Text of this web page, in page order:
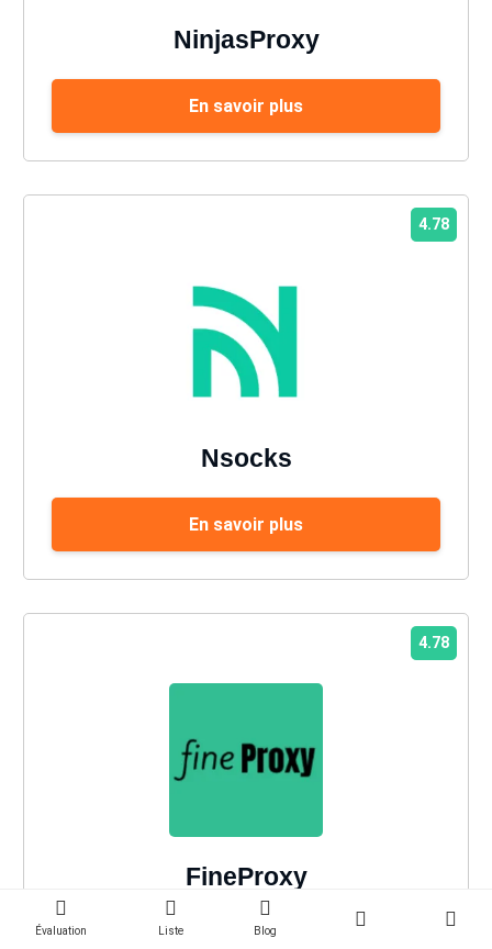
NinjasProxy
En savoir plus
4.78
Nsocks
En savoir plus
4.78
FineProxy
En savoir plus
Évaluation Liste Blog